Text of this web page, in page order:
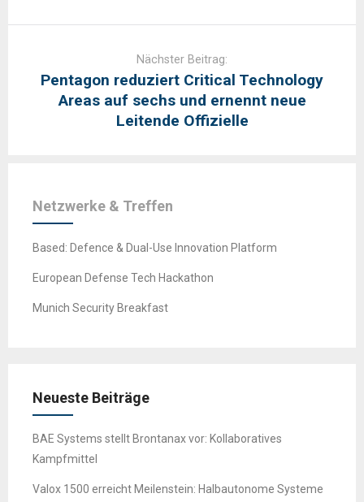
Nächster Beitrag:
Pentagon reduziert Critical Technology
Areas auf sechs und ernennt neue
Leitende Offizielle
Netzwerke & Treffen
Based: Defence & Dual-Use Innovation Platform
European Defense Tech Hackathon
Munich Security Breakfast
Neueste Beiträge
BAE Systems stellt Brontanax vor: Kollaboratives
Kampfmittel
Valox 1500 erreicht Meilenstein: Halbautonome Systeme